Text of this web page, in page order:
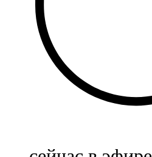
104,9 FM
Баулы
107,5 FM
Биләр
Болгар